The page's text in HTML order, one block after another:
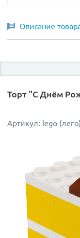
Описание
Торт "С Днём
Артикул: lego